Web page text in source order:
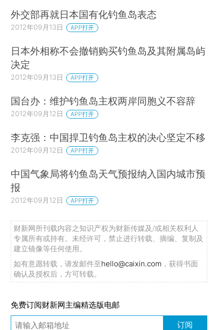
外交部再就日本国有化钓鱼岛表态
2012年09月13日 APP打开
日本外相称不会撤销购买钓鱼岛及其附属岛屿
决定
2012年09月13日 APP打开
国台办：维护钓鱼岛主权两岸同胞义不容辞
2012年09月12日 APP打开
李克强：中国捍卫钓鱼岛主权的决心坚定不移
2012年09月12日 APP打开
中国气象局将钓鱼岛天气预报纳入国内城市预
报
2012年09月12日 APP打开
财新网所刊载内容之知识产权为财新传媒及/或相关权利人
专属所有或持有。未经许可，禁止进行转载、摘编、复制及
建立镜像等任何使用。
如有意愿转载，请发邮件至hello@caixin.com ，获得书面
确认及授权后，方可转载。
免费订阅财新网主编精选版电邮
订阅